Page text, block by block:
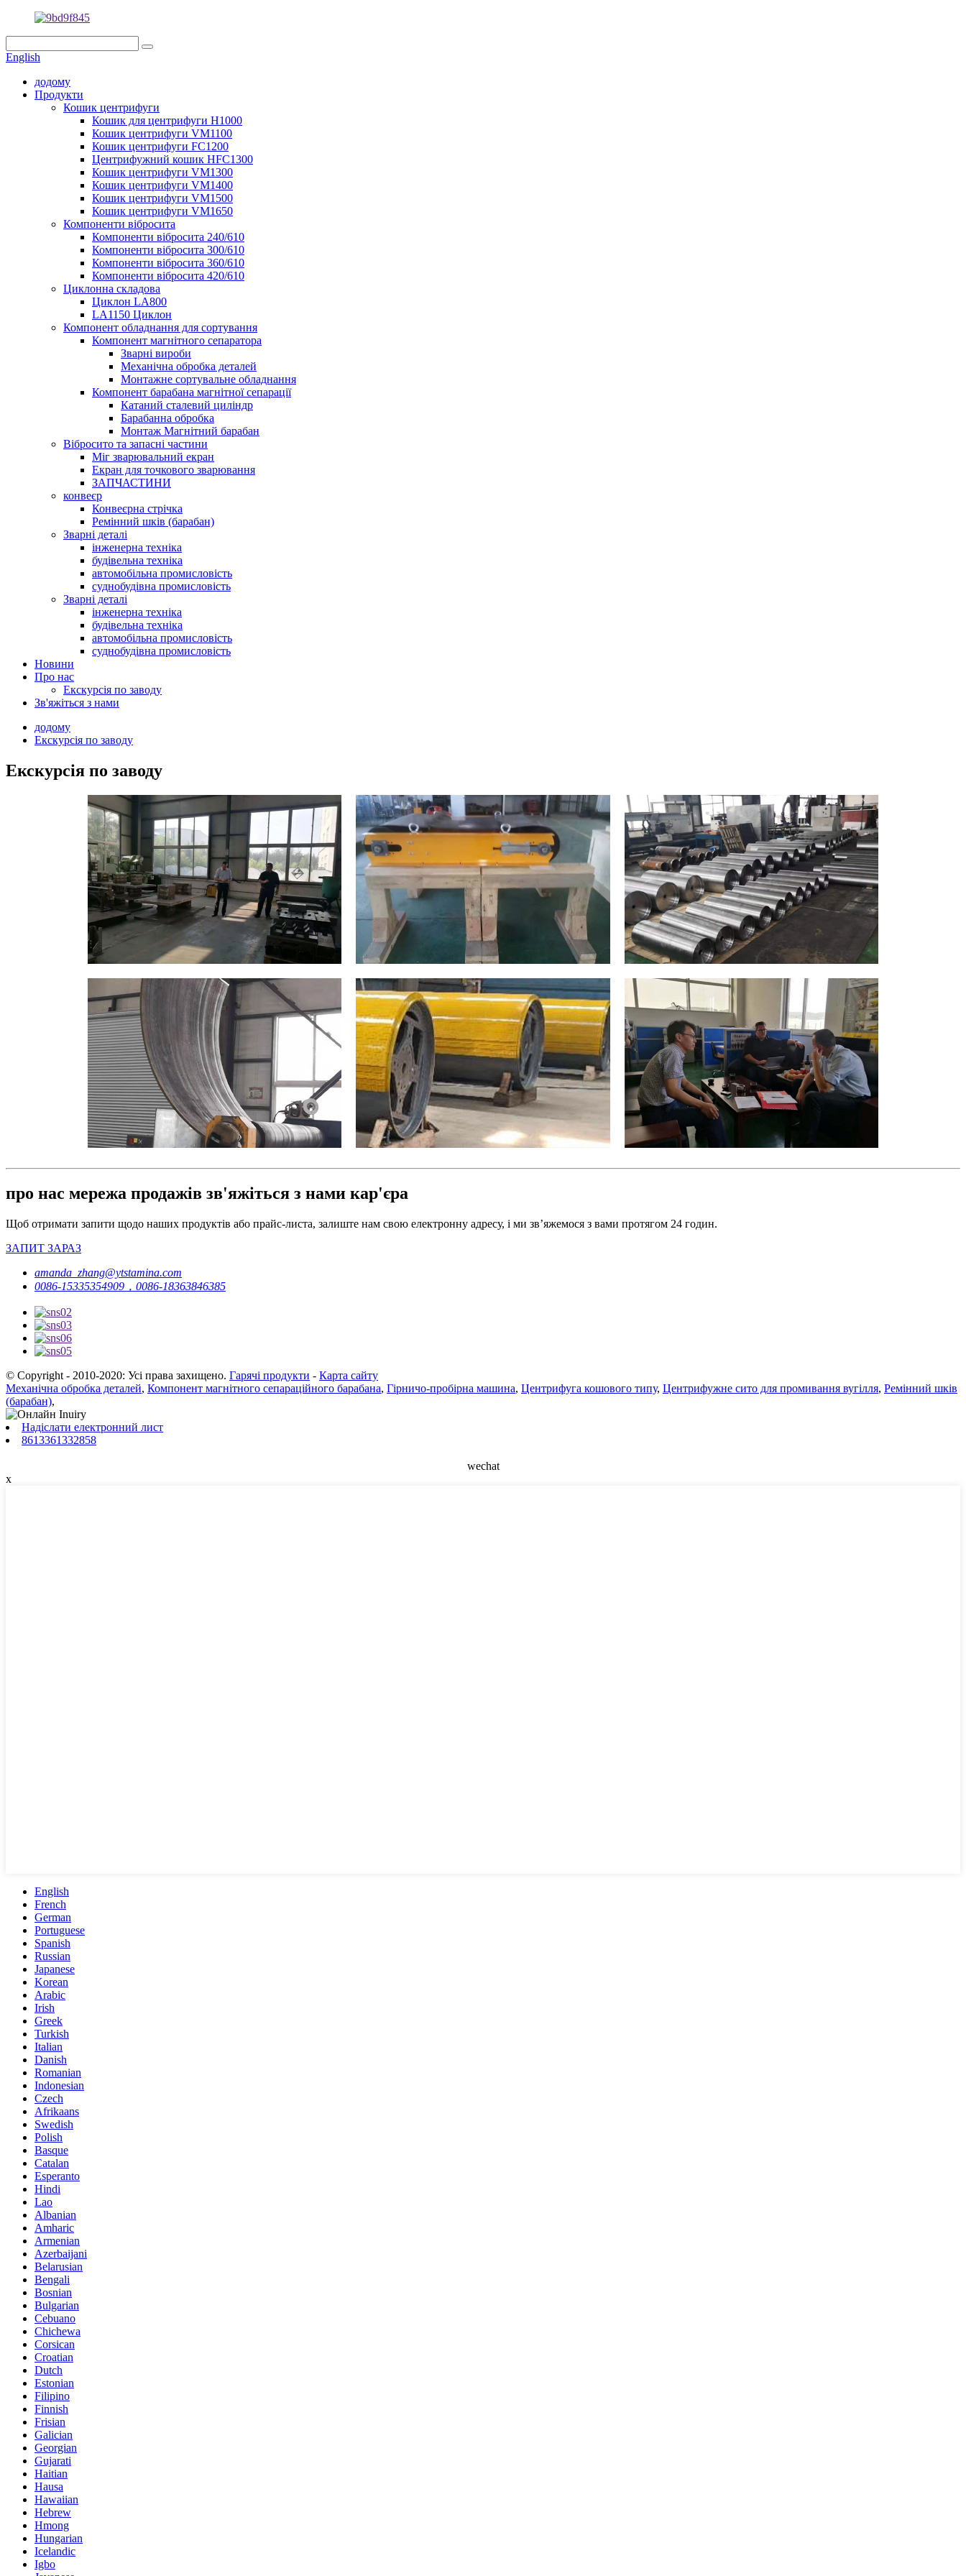
English
додому
Продукти
Кошик центрифуги
Кошик для центрифуги H1000
Кошик центрифуги VM1100
Кошик центрифуги FC1200
Центрифужний кошик HFC1300
Кошик центрифуги VM1300
Кошик центрифуги VM1400
Кошик центрифуги VM1500
Кошик центрифуги VM1650
Компоненти вібросита
Компоненти вібросита 240/610
Компоненти вібросита 300/610
Компоненти вібросита 360/610
Компоненти вібросита 420/610
Циклонна складова
Циклон LA800
LA1150 Циклон
Компонент обладнання для сортування
Компонент магнітного сепаратора
Зварні вироби
Механічна обробка деталей
Монтажне сортувальне обладнання
Компонент барабана магнітної сепарації
Катаний сталевий циліндр
Барабанна обробка
Монтаж Магнітний барабан
Вібросито та запасні частини
Міг зварювальний екран
Екран для точкового зварювання
ЗАПЧАСТИНИ
конвеєр
Конвеєрна стрічка
Ремінний шків (барабан)
Зварні деталі
інженерна техніка
будівельна техніка
автомобільна промисловість
суднобудівна промисловість
Зварні деталі
інженерна техніка
будівельна техніка
автомобільна промисловість
суднобудівна промисловість
Новини
Про нас
Екскурсія по заводу
Зв'яжіться з нами
додому
Екскурсія по заводу
Екскурсія по заводу
про нас мережа продажів зв'яжіться з нами кар'єра
Щоб отримати запити щодо наших продуктів або прайс-листа, залиште нам свою електронну адресу, і ми зв’яжемося з вами протягом 24 годин.
ЗАПИТ ЗАРАЗ
amanda_zhang@ytstamina.com
0086-15335354909，0086-18363846385
© Copyright - 2010-2020: Усі права захищено. Гарячі продукти - Карта сайту
Механічна обробка деталей, Компонент магнітного сепараційного барабана, Гірничо-пробірна машина, Центрифуга кошового типу, Центрифужне сито для промивання вугілля, Ремінний шків
(барабан),
Надіслати електронний лист
8613361332858
wechat
x
English
French
German
Portuguese
Spanish
Russian
Japanese
Korean
Arabic
Irish
Greek
Turkish
Italian
Danish
Romanian
Indonesian
Czech
Afrikaans
Swedish
Polish
Basque
Catalan
Esperanto
Hindi
Lao
Albanian
Amharic
Armenian
Azerbaijani
Belarusian
Bengali
Bosnian
Bulgarian
Cebuano
Chichewa
Corsican
Croatian
Dutch
Estonian
Filipino
Finnish
Frisian
Galician
Georgian
Gujarati
Haitian
Hausa
Hawaiian
Hebrew
Hmong
Hungarian
Icelandic
Igbo